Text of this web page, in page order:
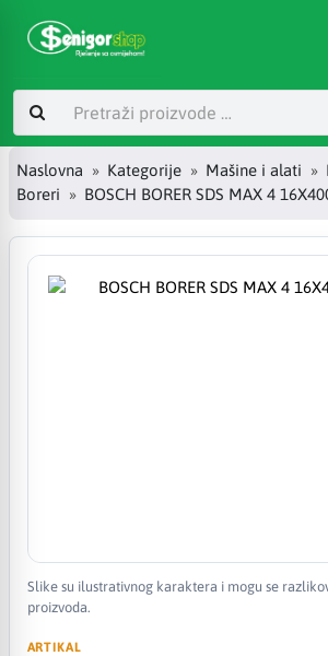
Naslovna Kategorije Mašine i alati
Boreri
BOSCH BORER SDS MAX 4
Slike su ilustrativnog karaktera i mogu se
proizvoda.
ARTIKAL